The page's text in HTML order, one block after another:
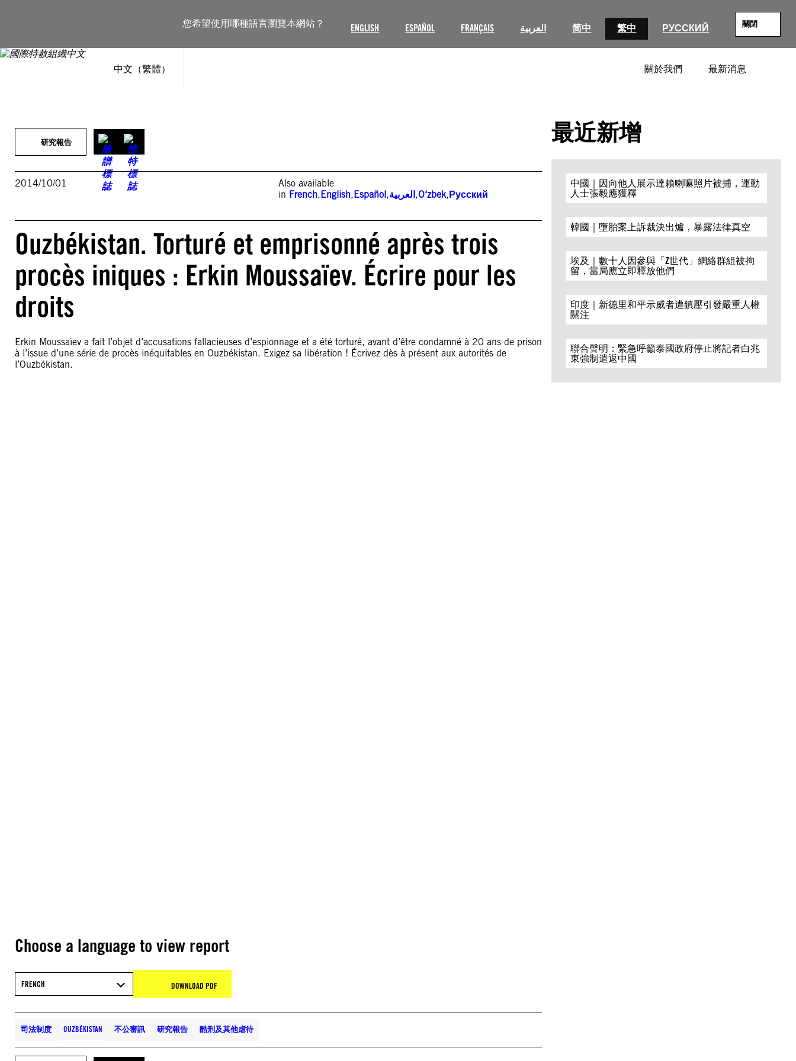
您希望使用哪種語言瀏覽本網站？ ENGLISH ESPAÑOL FRANÇAIS العربية 简中 繁中 РУССКИЙ 關閉
中文（繁體） 關於我們 最新消息
內
研究報告
2014/10/01
Also available
in French,English,Español,العربية,O‘zbek,Русский
Ouzbékistan. Torturé et emprisonné après trois
procès iniques : Erkin Moussaïev. Écrire pour les
droits
Erkin Moussaïev a fait l’objet d’accusations fallacieuses d’espionnage et a été torturé, avant d’être condamné à 20 ans de prison
à l’issue d’une série de procès inéquitables en Ouzbékistan. Exigez sa libération ! Écrivez dès à présent aux autorités de
l’Ouzbékistan.
Choose a language to view report
FRENCH DOWNLOAD PDF
司法制度 OUZBÉKISTAN 不公審訊 研究報告 酷刑及其他虐待
最近新增
中國｜因向他人展示達賴喇嘛照片被捕，運動
人士張毅應獲釋
韓國｜墮胎案上訴裁決出爐，暴露法律真空
埃及｜數十人因參與「Z世代」網絡群組被拘
留，當局應立即釋放他們
印度｜新德里和平示威者遭鎮壓引發嚴重人權
關注
聯合聲明：緊急呼籲泰國政府停止將記者白兆
東強制遣返中國